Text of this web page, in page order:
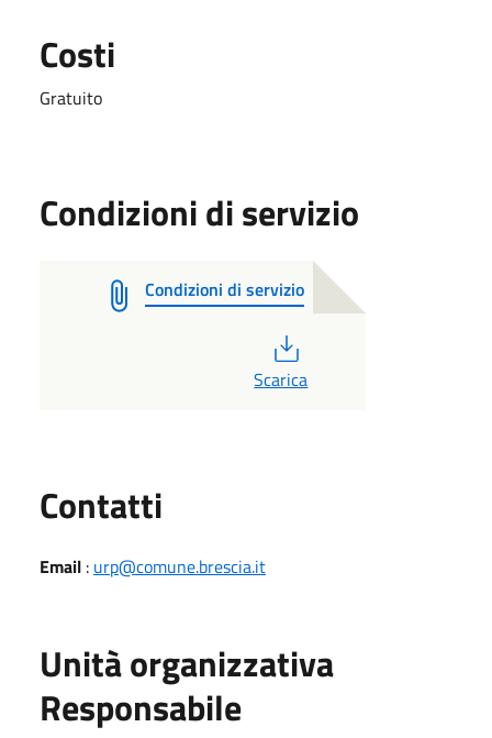
Costi
Gratuito
Condizioni di servizio
Condizioni di servizio
Scarica
Contatti
Email : urp@comune.brescia.it
Unità organizzativa
Responsabile